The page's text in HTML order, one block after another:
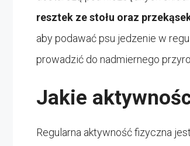
resztek ze stołu oraz
aby podawać psu jedzenie w
prowadzić do nadmiernego
Jakie
Regularna aktywność fizyczna